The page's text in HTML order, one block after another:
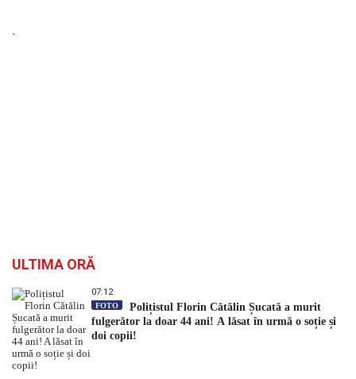
`
ULTIMA ORĂ
07:12
FOTO
Polițistul Florin Cătălin Șucată a murit
fulgerător la doar 44 ani! A lăsat în urmă o soție și
doi copii!